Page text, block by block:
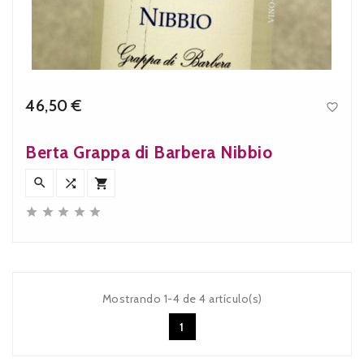
46,50 € 
Berta Grappa di Barbera Nibbio
  
    
Mostrando 1-4 de 4 artículo(s)
1